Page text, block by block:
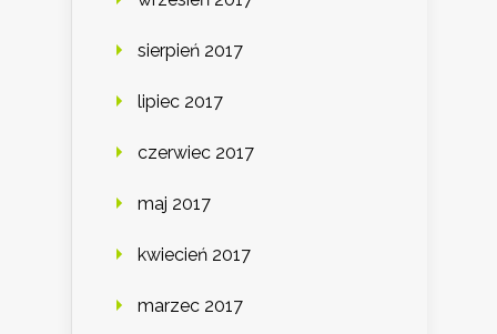
sierpień 2017
lipiec 2017
czerwiec 2017
maj 2017
kwiecień 2017
marzec 2017